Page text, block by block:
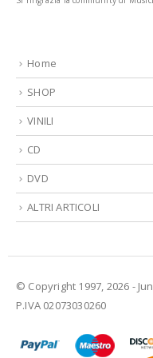
Home
SHOP
VINILI
CD
DVD
ALTRI ARTICOLI
© Copyright 1997, 2026 -
P.IVA 02073030260